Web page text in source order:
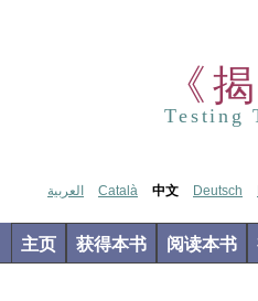
《
Testing
العربية Català 中文 Deutsch
主页 获得本书 阅读本书